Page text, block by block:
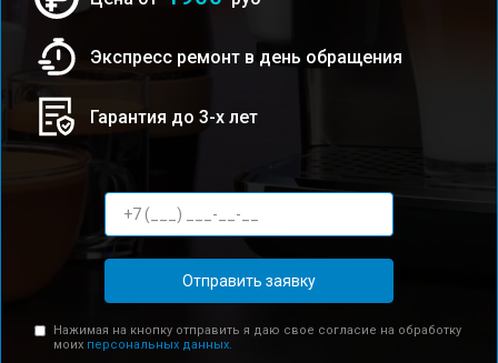
Экспресс ремонт в день обращения
Гарантия до 3-х лет
Отправить заявку
Нажимая на кнопку отправить я даю свое согласие на обработку
моих персональных данных.